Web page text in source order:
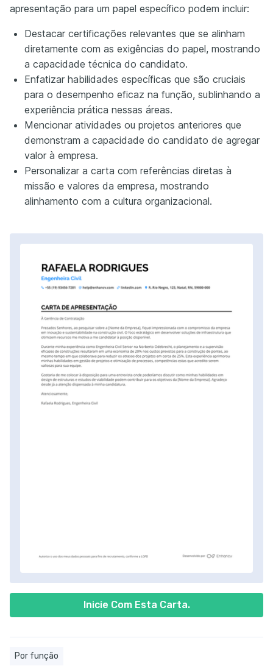
Inicie Com Esta Carta.
apresentação para um papel específico podem incluir:
Destacar certificações relevantes que se alinham
diretamente com as exigências do papel, mostrando
a capacidade técnica do candidato.
Enfatizar habilidades específicas que são cruciais
para o desempenho eficaz na função, sublinhando a
experiência prática nessas áreas.
Mencionar atividades ou projetos anteriores que
demonstram a capacidade do candidato de agregar
valor à empresa.
Personalizar a carta com referências diretas à
missão e valores da empresa, mostrando
alinhamento com a cultura organizacional.
Por função